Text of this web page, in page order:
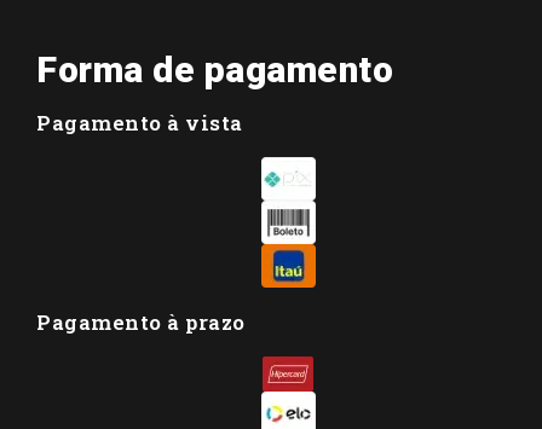
Forma de pagamento
Pagamento à vista
Pagamento à prazo